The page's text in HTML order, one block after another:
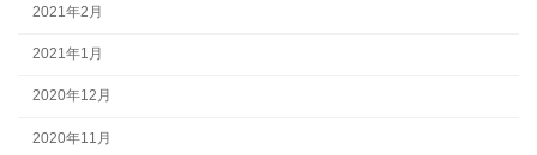
2021年2月
2021年1月
2020年12月
2020年11月